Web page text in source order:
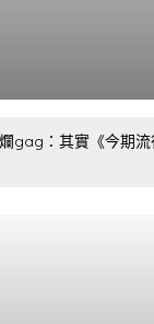
gag：其實《今期